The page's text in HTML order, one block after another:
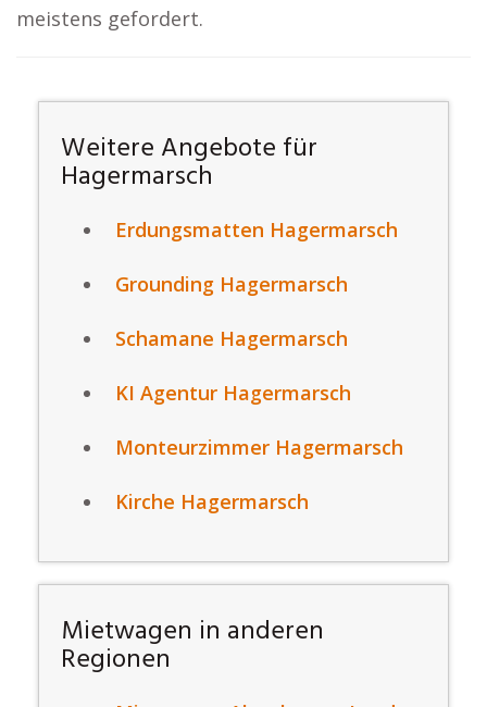
meistens gefordert.
Weitere Angebote für
Hagermarsch
Erdungsmatten Hagermarsch
Grounding Hagermarsch
Schamane Hagermarsch
KI Agentur Hagermarsch
Monteurzimmer Hagermarsch
Kirche Hagermarsch
Mietwagen in anderen
Regionen